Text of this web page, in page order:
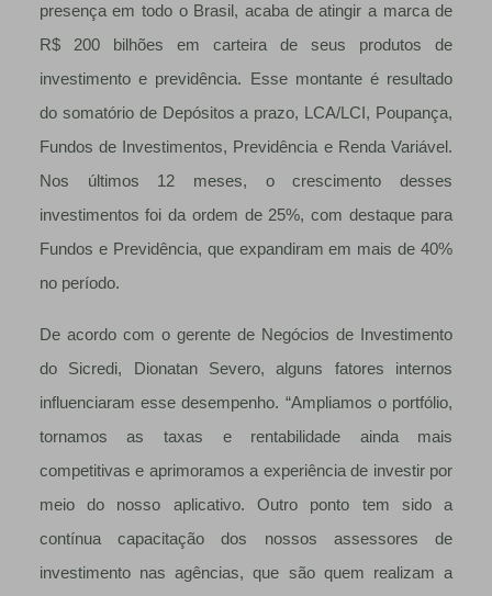
presença em todo o Brasil, acaba de atingir a marca de
R$ 200 bilhões em carteira de seus produtos de
investimento e previdência. Esse montante é resultado
do somatório de Depósitos a prazo, LCA/LCI, Poupança,
Fundos de Investimentos, Previdência e Renda Variável.
Nos últimos 12 meses, o crescimento desses
investimentos foi da ordem de 25%, com destaque para
Fundos e Previdência, que expandiram em mais de 40%
no período.
De acordo com o gerente de Negócios de Investimento
do Sicredi, Dionatan Severo, alguns fatores internos
influenciaram esse desempenho. “Ampliamos o portfólio,
tornamos as taxas e rentabilidade ainda mais
competitivas e aprimoramos a experiência de investir por
meio do nosso aplicativo. Outro ponto tem sido a
contínua capacitação dos nossos assessores de
investimento nas agências, que são quem realizam a